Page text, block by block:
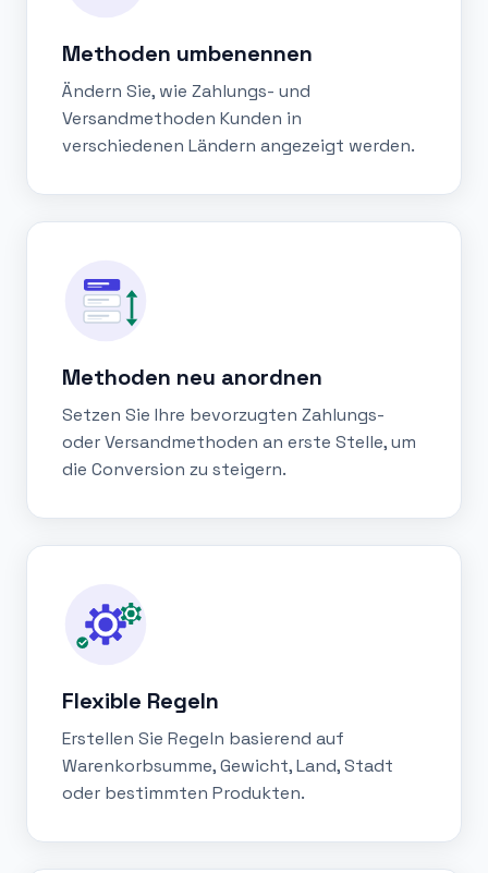
Methoden umbenennen
Ändern Sie, wie Zahlungs- und
Versandmethoden Kunden in
verschiedenen Ländern angezeigt werden.
Methoden neu anordnen
Setzen Sie Ihre bevorzugten Zahlungs-
oder Versandmethoden an erste Stelle, um
die Conversion zu steigern.
Flexible Regeln
Erstellen Sie Regeln basierend auf
Warenkorbsumme, Gewicht, Land, Stadt
oder bestimmten Produkten.